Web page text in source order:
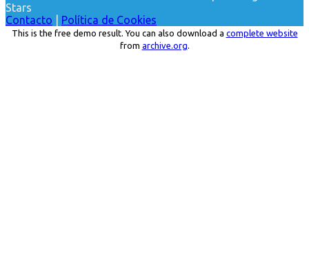
Stars
Contacto
Política de Cookies
This is the free demo result. You can also download a complete website
from archive.org.